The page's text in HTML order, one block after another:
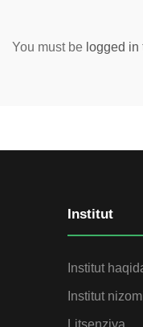
You must be logged in
Institut
Institut
Institut
Litsenziya